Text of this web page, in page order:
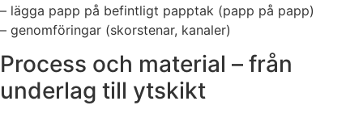
– lägga papp på befintligt papptak (papp på papp)
– genomföringar (skorstenar, kanaler)
Process och material – från
underlag till ytskikt